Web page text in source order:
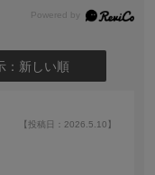
：新しい順
【投稿日：2026.5.10】